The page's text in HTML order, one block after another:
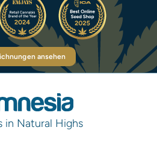
ansehen
in Natural Highs